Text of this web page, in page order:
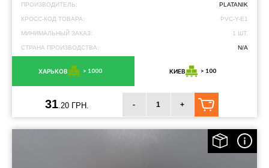
ПРОИЗВОДИТЕЛЬ: PLATANIK
КРОСС-КОД ТОВАРА: PVC-Y-E1
МИНИМАЛЬНЫЙ ЗАКАЗ: 1 ШТ.
СТРАНА ПРОИЗВОДСТВА: N/A
ХАРЬКОВ > 1000 КИЕВ > 100
31 .20 ГРН. - +